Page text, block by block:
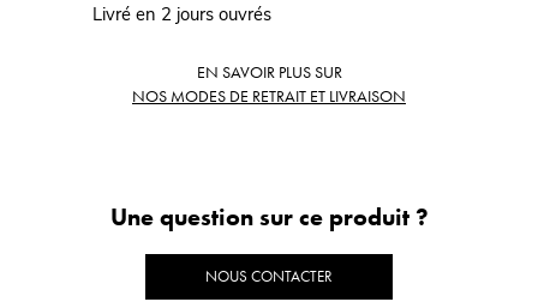
Livré en 2 jours ouvrés
EN SAVOIR PLUS SUR
NOS MODES DE RETRAIT ET LIVRAISON
Une question sur ce produit ?
NOUS CONTACTER